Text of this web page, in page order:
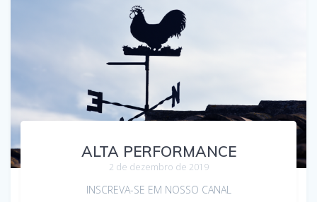
ALTA PERFORMANCE
2 de dezembro de 2019
INSCREVA-SE EM NOSSO CANAL